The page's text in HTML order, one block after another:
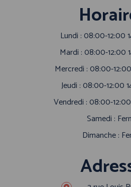
Lundi : 08:00-12:00
Mardi : 08:00-12:00
Mercredi : 08:00-
Jeudi : 08:00-12:00
Vendredi : 08:00-
Samedi :
Dimanche :